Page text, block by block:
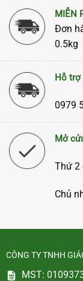
MIỄN
Đơn
0.5kg
Hỗ
0979
Mở
Thứ 2
Chủ
CÔNG TY TNHH
MST: